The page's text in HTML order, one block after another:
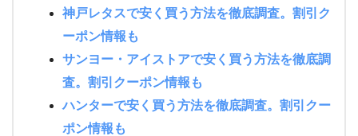
神戸レタスで安く買う方法を徹底調査。割引ク
ーポン情報も
サンヨー・アイストアで安く買う方法を徹底調
査。割引クーポン情報も
ハンターで安く買う方法を徹底調査。割引クー
ポン情報も